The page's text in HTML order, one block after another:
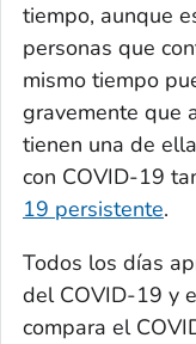
tiempo, aunque
personas que
mismo tiempo
gravemente que
tienen una de
con COVID-19
19 persistente.
Todos los días
del COVID-19 y
compara el